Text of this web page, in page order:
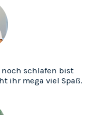
noch schlafen bist
ihr mega viel Spaß.